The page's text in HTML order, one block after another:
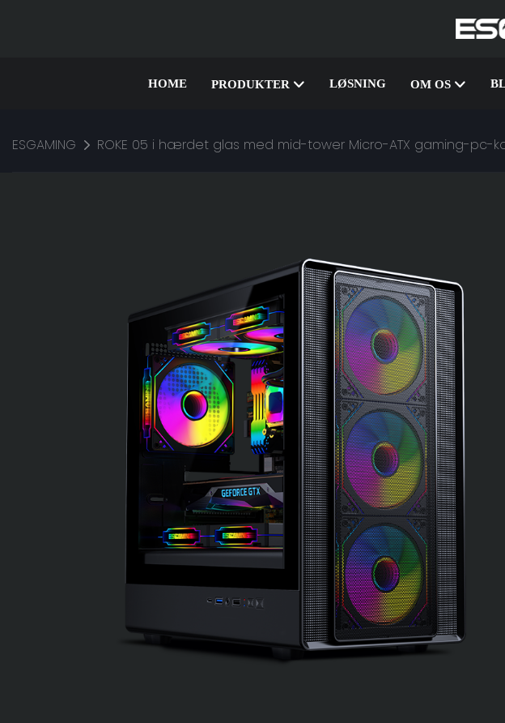
HOME PRODUKTER LØSNING OM OS
ESGAMING ROKE 05 i hærdet glas med mid-tower Micro-ATX gaming-pc-